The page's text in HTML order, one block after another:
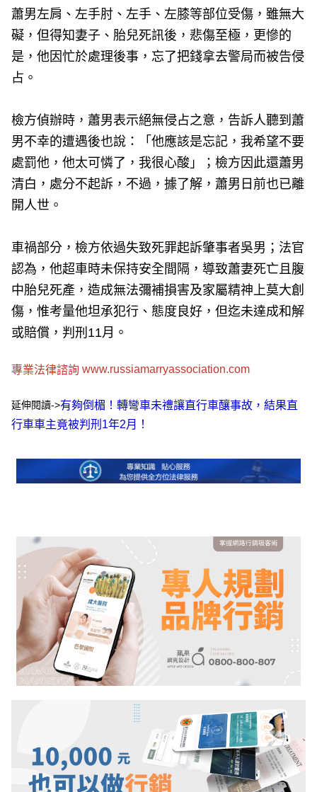
蕭男左肩、左手肘、左手、左膝等部位受傷，雖無大
礙，但得知妻子、胎兒死訊後，悲傷至極，更慘的
是，他因忙於處理後事，忘了把錢拿去警局而被告侵
占。
檢方偵辦時，蕭男表示絕無侵占之意，告訴人聽到蕭
男不幸的遭遇後也說：「他應該是忘記，我希望不要
處罰他，他太可憐了，我很心酸」；檢方因此還蕭男
清白，處分不起訴，不過，據了解，蕭男日前也已離
開人世。
車禍部分，檢方依過失致死罪起訴肇事者吳男；法官
認為，他超車時未保持安全間隔，導致蕭妻死亡且腹
中胎兒死產，造成無法彌補損害及家屬精神上莫大創
傷，惟考量他坦承犯行、態度良好，但迄未達成和解
或賠償，判刑11月。
專業法律諮詢www.russiamarryassociation.com
延伸閱讀->有夠倒楣！轉彎車未禮讓直行車釀事故，結果直
行車車主竟被判刑1年2月！